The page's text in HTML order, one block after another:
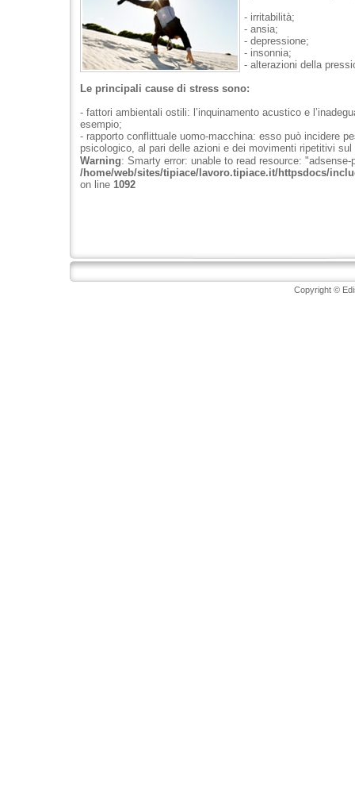
- irritabilità;
- ansia;
- depressione;
- insonnia;
- alterazioni della
Le principali cause di stress sono:
- fattori ambientali ostili: l’inquinamento acustico e
esempio;
- rapporto conflittuale uomo-macchina: esso può incidere
psicologico, al pari delle azioni e dei movimenti ripetitivi sul
Warning: Smarty error: unable to read resource: "adsense-
/home/web/sites/tipiace/lavoro.tipiace.it/httpsdocs/
on line 1092
Copyright ©